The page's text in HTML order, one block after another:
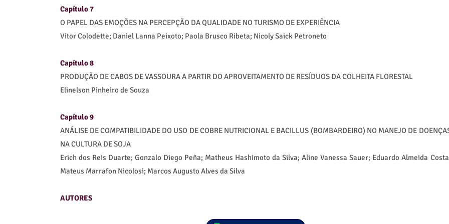
Capítulo 7
O PAPEL DAS EMOÇÕES NA PERCEPÇÃO DA QUALIDADE NO TURISMO DE EXPERIÊNCIA
Vitor Colodette; Daniel Lanna Peixoto; Paola Brusco Ribeta; Nicoly Saick Petroneto
Capítulo 8
PRODUÇÃO DE CABOS DE VASSOURA A PARTIR DO APROVEITAMENTO DE RESÍDUOS DA COLHEITA FLORESTAL
Elinelson Pinheiro de Souza
Capítulo 9
ANÁLISE DE COMPATIBILIDADE DO USO DE COBRE NUTRICIONAL E BACILLUS (BOMBARDEIRO) NO MANEJO DE
NA CULTURA DE SOJA
Erich dos Reis Duarte; Gonzalo Diego Peña; Matheus Hashimoto da Silva; Aline Vanessa Sauer; Eduardo Almeida
Mateus Marrafon Nicolosi; Marcos Augusto Alves da Silva
AUTORES